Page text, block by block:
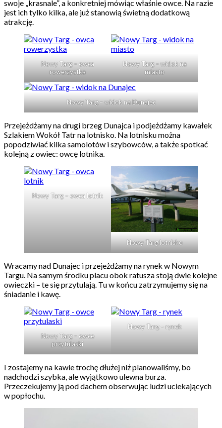
swoje „krasnale”, a konkretniej mówiąc właśnie owce. Na razie
jest ich tylko kilka, ale już stanowią świetną dodatkową
atrakcję.
Nowy Targ – owca
rowerzystka
Nowy Targ – widok na
miasto
Nowy Targ – widok na Dunajec
Przejeżdżamy na drugi brzeg Dunajca i podjeżdżamy kawałek
Szlakiem Wokół Tatr na lotnisko. Na lotnisku można
popodziwiać kilka samolotów i szybowców, a także spotkać
kolejną z owiec: owcę lotnika.
Nowy Targ – owca lotnik
Nowy Targ lotnisko
Wracamy nad Dunajec i przejeżdżamy na rynek w Nowym
Targu. Na samym środku placu obok ratusza stoją dwie kolejne
owieczki – te się przytulają. Tu w końcu zatrzymujemy się na
śniadanie i kawę.
Nowy Targ – owce
przytulaski
Nowy Targ – rynek
I zostajemy na kawie trochę dłużej niż planowaliśmy, bo
nadchodzi szybka, ale wyjątkowo ulewna burza.
Przeczekujemy ją pod dachem obserwując ludzi uciekających
w popłochu.